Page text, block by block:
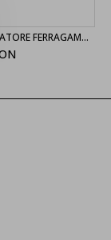
CUREA SALVATORE FERRAGAMO, Reversibila, Ajustabila, Maro